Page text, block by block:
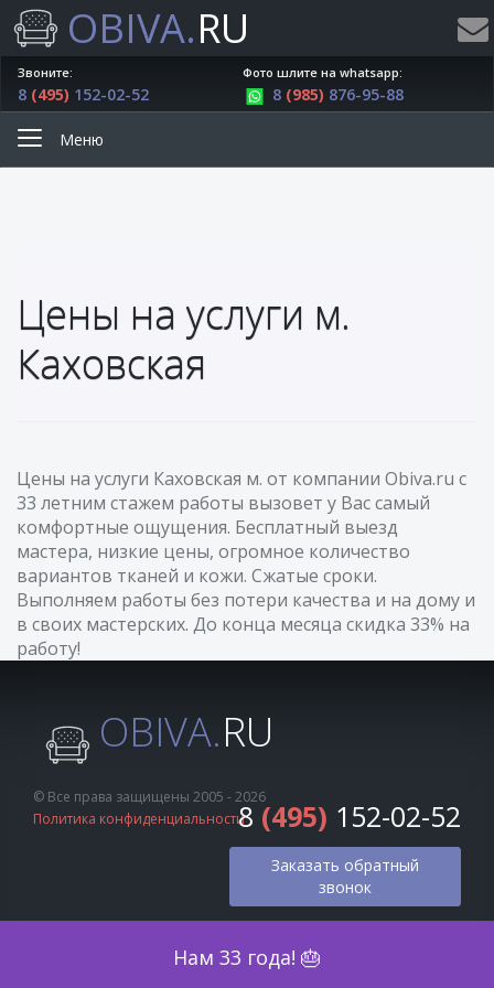
OBIVA.RU
Нам 33 года! 🎂
Звоните:
8 (495) 152-02-52
Фото шлите на whatsapp:
8 (985) 876-95-88
Меню
Цены на услуги м.
Каховская
Цены на услуги Каховская м. от компании Obiva.ru с
33 летним стажем работы вызовет у Вас самый
комфортные ощущения. Бесплатный выезд
мастера, низкие цены, огромное количество
вариантов тканей и кожи. Сжатые сроки.
Выполняем работы без потери качества и на дому и
в своих мастерских. До конца месяца скидка 33% на
работу!
OBIVA.RU
© Все права защищены 2005 - 2026
Политика конфиденциальности8 (495) 152-02-52
Заказать обратный
звонок